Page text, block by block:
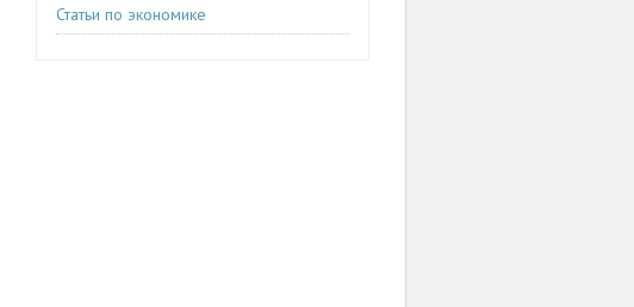
Статьи по экономике